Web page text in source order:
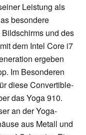
Leistung als
besondere
und des
dem Intel Core i7
ergeben
Im Besonderen
diese Convertible-
das Yoga 910.
an der Yoga-
aus Metall und